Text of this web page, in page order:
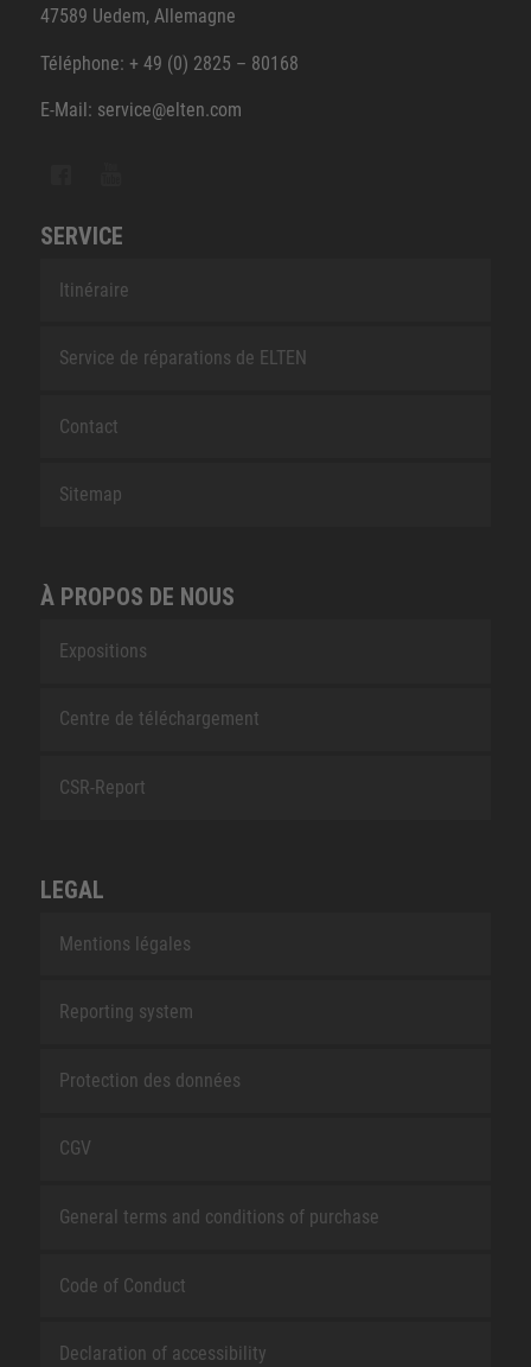
47589 Uedem, Allemagne
Téléphone: + 49 (0) 2825 – 80168
E-Mail: service@elten.com
SERVICE
Itinéraire
Service de réparations de ELTEN
Contact
Sitemap
À PROPOS DE NOUS
Expositions
Centre de téléchargement
CSR-Report
LEGAL
Mentions légales
Reporting system
Protection des données
CGV
General terms and conditions of purchase
Code of Conduct
Declaration of accessibility